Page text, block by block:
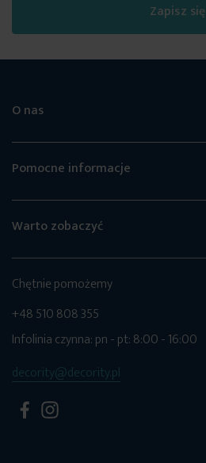
Zapisz się
O nas
Pomocne informacje
Warto zobaczyć
Chętnie pomożemy
+48 510 808 355
Infolinia czynna: pn - pt: 8:00 - 16:00
decority@decority.pl